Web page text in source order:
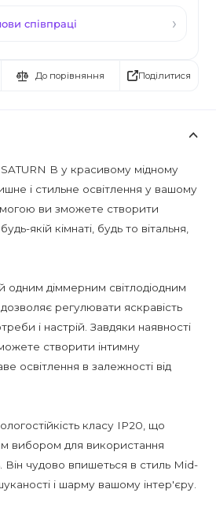
співпраці
До порівняння Поділитися
SATURN B у красивому мідному
і стильне освітлення у вашому
ви зможете створити
якій кімнаті, будь то вітальня,
одним діммерним світлодіодним
регулювати яскравість
і настрій. Завдяки наявності
створити інтимну
освітлення в залежності від
класу IP20, що
вибором для використання
Він чудово впишеться в стиль Mid-
і шарму вашому інтер'єру.